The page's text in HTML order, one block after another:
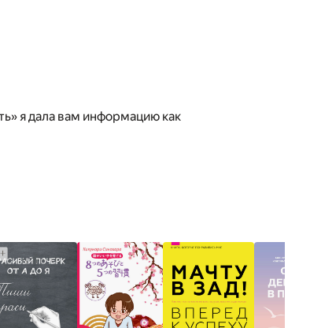
я дала вам информацию как